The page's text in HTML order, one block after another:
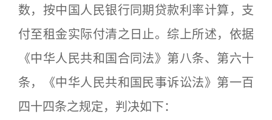
数，按中国人民银行同期贷款利率计算，支
付至租金实际付清之日止。综上所述，依据
《中华人民共和国合同法》第八条、第六十
条，《中华人民共和国民事诉讼法》第一百
四十四条之规定，判决如下：